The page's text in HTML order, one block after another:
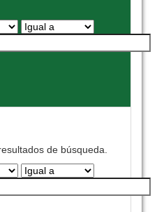
de búsqueda.